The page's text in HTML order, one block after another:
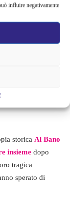
influire negativamente
diffida va a
può parlare
Tv…”.
la cosa non è
da parte
storica Al Bano
insieme dopo
tragica
sperato di